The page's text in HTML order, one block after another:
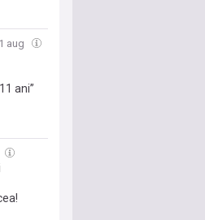
aug
ani”